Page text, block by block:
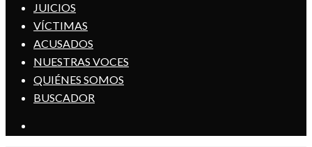
JUICIOS
VÍCTIMAS
ACUSADOS
NUESTRAS VOCES
QUIÉNES SOMOS
BUSCADOR